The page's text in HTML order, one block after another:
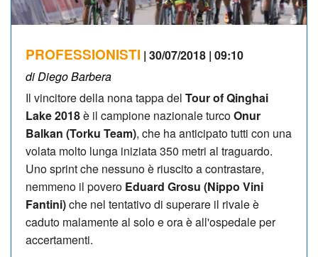
PROFESSIONISTI | 30/07/2018 | 09:10
di Diego Barbera
Il vincitore della nona tappa del Tour of Qinghai
Lake 2018è il campione nazionale turcoOnur
Balkan (Torku Team), che ha anticipato tutti con una
volata molto lunga iniziata 350 metri al traguardo.
Uno sprint che nessuno è riuscito a contrastare,
nemmeno il povero Eduard Grosu (Nippo Vini
Fantini)che nel tentativo di superare il rivale è
caduto malamente al solo e ora è all'ospedale per
accertamenti.